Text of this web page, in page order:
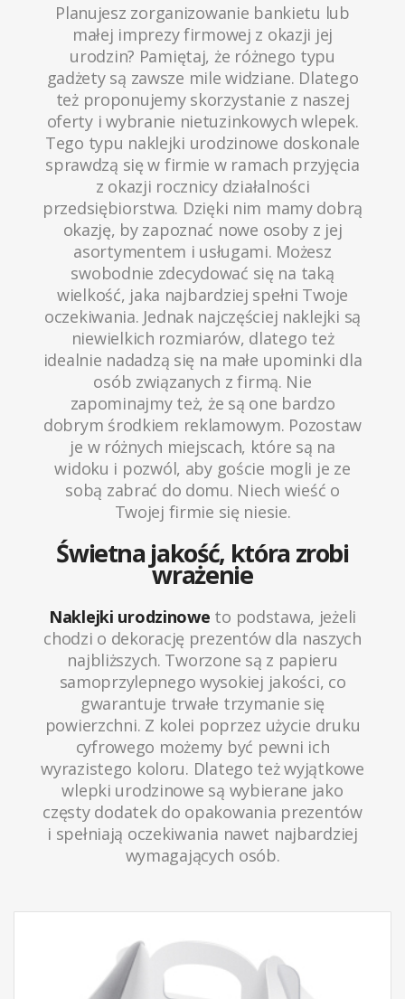
Planujesz zorganizowanie bankietu lub
małej imprezy firmowej z okazji jej
urodzin? Pamiętaj, że różnego typu
gadżety są zawsze mile widziane. Dlatego
też proponujemy skorzystanie z naszej
oferty i wybranie nietuzinkowych wlepek.
Tego typu naklejki urodzinowe doskonale
sprawdzą się w firmie w ramach przyjęcia
z okazji rocznicy działalności
przedsiębiorstwa. Dzięki nim mamy dobrą
okazję, by zapoznać nowe osoby z jej
asortymentem i usługami. Możesz
swobodnie zdecydować się na taką
wielkość, jaka najbardziej spełni Twoje
oczekiwania. Jednak najczęściej naklejki są
niewielkich rozmiarów, dlatego też
idealnie nadadzą się na małe upominki dla
osób związanych z firmą. Nie
zapominajmy też, że są one bardzo
dobrym środkiem reklamowym. Pozostaw
je w różnych miejscach, które są na
widoku i pozwól, aby goście mogli je ze
sobą zabrać do domu. Niech wieść o
Twojej firmie się niesie.
Świetna jakość, która zrobi
wrażenie
Naklejki urodzinowe to podstawa, jeżeli
chodzi o dekorację prezentów dla naszych
najbliższych. Tworzone są z papieru
samoprzylepnego wysokiej jakości, co
gwarantuje trwałe trzymanie się
powierzchni. Z kolei poprzez użycie druku
cyfrowego możemy być pewni ich
wyrazistego koloru. Dlatego też wyjątkowe
wlepki urodzinowe są wybierane jako
częsty dodatek do opakowania prezentów
i spełniają oczekiwania nawet najbardziej
wymagających osób.